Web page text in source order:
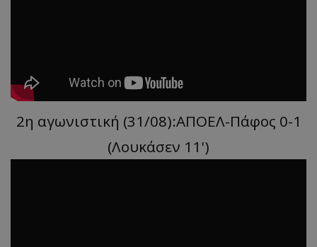
2η αγωνιστική (31/08):ΑΠΟΕΛ-Πάφος 0-1
(Λουκάσεν 11')